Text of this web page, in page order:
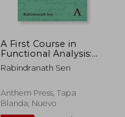
50%
A First Course in
Functional Analysis:
Theory and
Applications (en
Rabindranath Sen
Anthem Press, Tapa
Blanda, Nuevo